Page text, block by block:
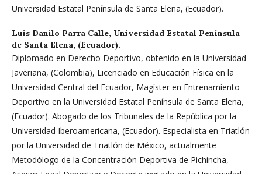
Universidad Estatal Península de Santa Elena, (Ecuador).
Luis Danilo Parra Calle, Universidad Estatal Península
de Santa Elena, (Ecuador).
Diplomado en Derecho Deportivo, obtenido en la Universidad
Javeriana, (Colombia), Licenciado en Educación Física en la
Universidad Central del Ecuador, Magíster en Entrenamiento
Deportivo en la Universidad Estatal Península de Santa Elena,
(Ecuador). Abogado de los Tribunales de la República por la
Universidad Iberoamericana, (Ecuador). Especialista en Triatlón
por la Universidad de Triatlón de México, actualmente
Metodólogo de la Concentración Deportiva de Pichincha,